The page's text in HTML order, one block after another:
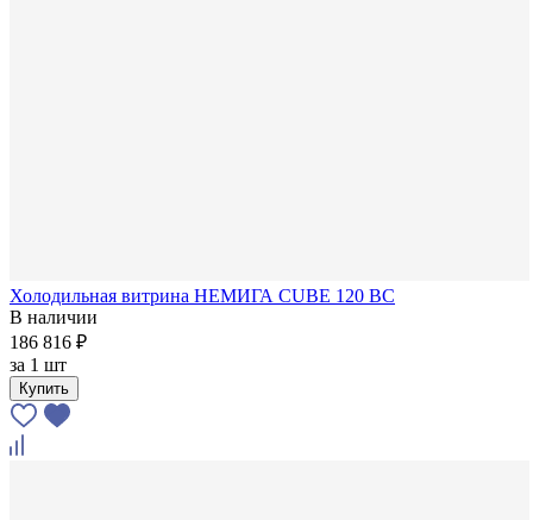
Холодильная витрина НЕМИГА CUBE 120 ВС
В наличии
186 816 ₽
за 1 шт
Купить